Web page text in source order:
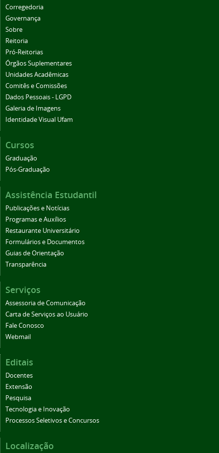
Corregedoria
Governança
Sobre
Reitoria
Pró-Reitorias
Órgãos Suplementares
Unidades Acadêmicas
Comitês e Comissões
Dados Pessoais - LGPD
Galeria de Imagens
Identidade Visual Ufam
Cursos
Graduação
Pós-Graduação
Assistência Estudantil
Publicações e Notícias
Programas e Auxílios
Restaurante Universitário
Formulários e Documentos
Guias de Orientação
Transparência
Serviços
Assessoria de Comunicação
Carta de Serviços ao Usuário
Fale Conosco
Webmail
Editais
Docentes
Extensão
Pesquisa
Tecnologia e Inovação
Processos Seletivos e Concursos
Localização